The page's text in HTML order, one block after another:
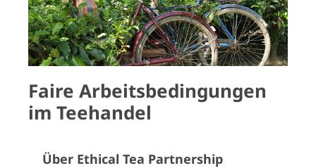
Faire Arbeitsbedingungen
im Teehandel
Über Ethical Tea Partnership